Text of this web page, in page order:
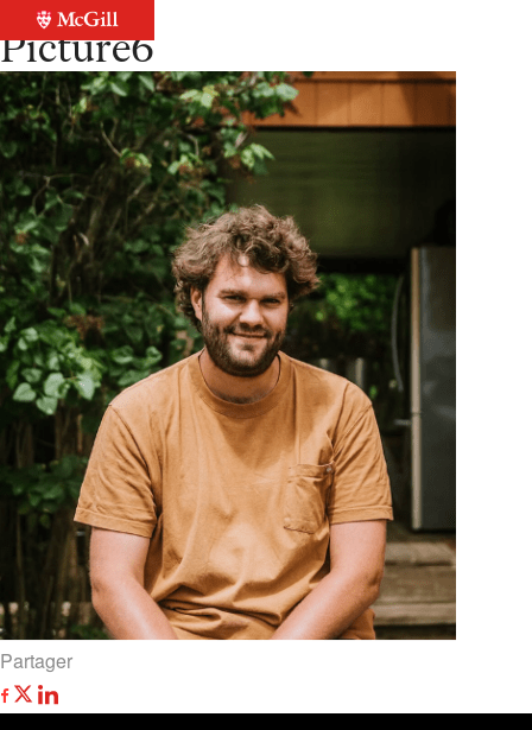
Retour à la liste
Picture6
Partager